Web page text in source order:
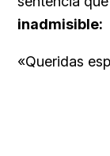
inadmisible:
«Queridas